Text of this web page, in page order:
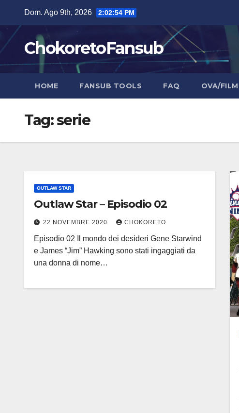
contenuto
Dom. Ago 9th, 2026 2:02:54 PM
ChokoretoFansub
HOME FANSUB TOOLS FAQ OVA/FILM
Tag:serie
OUTLAW STAR
Outlaw Star – Episodio 02
22 NOVEMBRE 2020 CHOKORETO
Episodio 02 Il mondo dei desideri Gene Starwind
e James “Jim” Hawking sono stati ingaggiati da
una donna di nome…